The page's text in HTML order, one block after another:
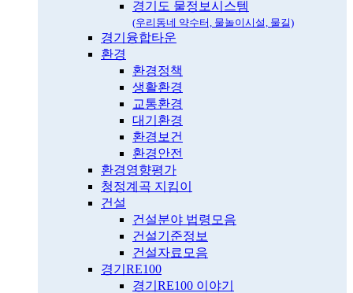
경기도 물정보시스템
(우리동네 약수터, 물놀이시설, 물길)
경기융합타운
환경
환경정책
생활환경
교통환경
대기환경
환경보건
환경안전
환경영향평가
청정계곡 지킴이
건설
건설분야 법령모음
건설기준정보
건설자료모음
경기RE100
경기RE100 이야기